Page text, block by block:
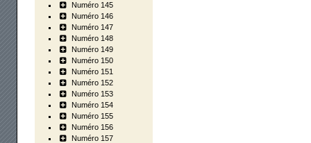
Numéro 145
Numéro 146
Numéro 147
Numéro 148
Numéro 149
Numéro 150
Numéro 151
Numéro 152
Numéro 153
Numéro 154
Numéro 155
Numéro 156
Numéro 157